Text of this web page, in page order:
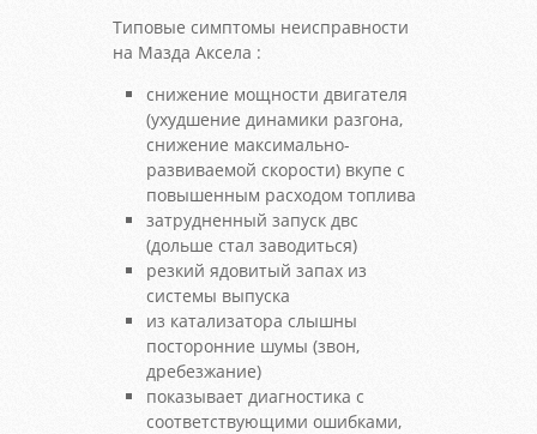
Типовые симптомы неисправности
на Мазда Аксела :
снижение мощности двигателя
(ухудшение динамики разгона,
снижение максимально-
развиваемой скорости) вкупе с
повышенным расходом топлива
затрудненный запуск двс
(дольше стал заводиться)
резкий ядовитый запах из
системы выпуска
из катализатора слышны
посторонние шумы (звон,
дребезжание)
показывает диагностика с
соответствующими ошибками,